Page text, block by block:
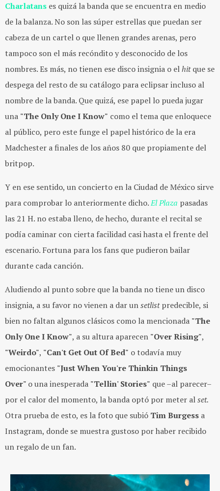
Charlatans es quizá la banda que se encuentra en medio
de la balanza. No son las súper estrellas que puedan ser
cabeza de un cartel o que llenen grandes arenas, pero
tampoco son el más recóndito y desconocido de los
nombres. Es más, no tienen ese disco insignia o elhitque se
despega del resto de su catálogo para eclipsar incluso al
nombre de la banda. Que quizá, ese papel lo pueda jugar
una "The Only One I Know" como el tema que enloquece
al público, pero este funge el papel histórico de la era
Madchester a finales de los años 80 que propiamente del
britpop.
Y en ese sentido, un concierto en la Ciudad de México sirve
para comprobar lo anteriormente dicho.El Plaza pasadas
las 21 H. no estaba lleno, de hecho, durante el recital se
podía caminar con cierta facilidad casi hasta el frente del
escenario. Fortuna para los fans que pudieron bailar
durante cada canción.
Aludiendo al punto sobre que la banda no tiene un disco
insignia, a su favor no vienen a dar unsetlistpredecible, si
bien no faltan algunos clásicos como la mencionada "The
Only One I Know", a su altura aparecen "Over Rising",
"Weirdo", "Can't Get Out Of Bed" o todavía muy
emocionantes "Just When You're Thinkin Things
Over" o una inesperada "Tellin' Stories" que –al parecer–
por el calor del momento, la banda optó por meter alset.
Otra prueba de esto, es la foto que subió Tim Burgess a
Instagram, donde se muestra gustoso por haber recibido
un regalo de un fan.